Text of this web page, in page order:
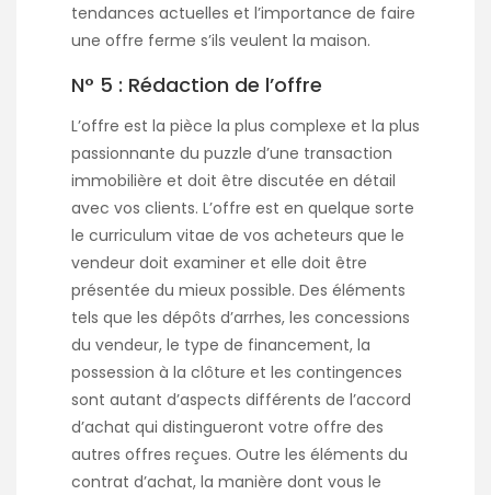
tendances actuelles et l’importance de faire
une offre ferme s’ils veulent la maison.
N° 5 : Rédaction de l’offre
L’offre est la pièce la plus complexe et la plus
passionnante du puzzle d’une transaction
immobilière et doit être discutée en détail
avec vos clients. L’offre est en quelque sorte
le curriculum vitae de vos acheteurs que le
vendeur doit examiner et elle doit être
présentée du mieux possible. Des éléments
tels que les dépôts d’arrhes, les concessions
du vendeur, le type de financement, la
possession à la clôture et les contingences
sont autant d’aspects différents de l’accord
d’achat qui distingueront votre offre des
autres offres reçues. Outre les éléments du
contrat d’achat, la manière dont vous le